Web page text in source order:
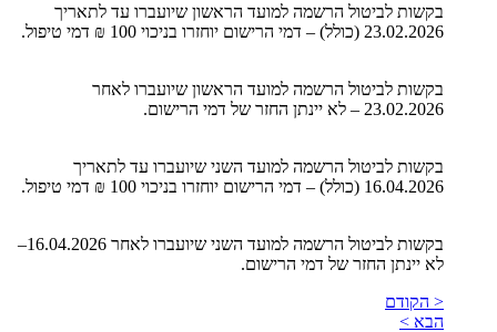
בקשות לביטול הרשמה למועד הראשון שיועברו עד לתאריך
23.02.2026 (כולל) – דמי הרישום יוחזרו בניכוי 100 ₪ דמי טיפול.
בקשות לביטול הרשמה למועד הראשון שיועברו לאחר
23.02.2026 – לא יינתן החזר של דמי הרישום.
בקשות לביטול הרשמה למועד השני שיועברו עד לתאריך
16.04.2026 (כולל) – דמי הרישום יוחזרו בניכוי 100 ₪ דמי טיפול.
בקשות לביטול הרשמה למועד השני שיועברו לאחר 16.04.2026–
לא יינתן החזר של דמי הרישום.
< הקודם
הבא >